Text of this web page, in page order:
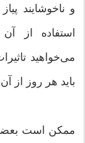
و ناخوشایند
استفاده از
می‌خواهید
باید هر روز از
ممکن است بعضی